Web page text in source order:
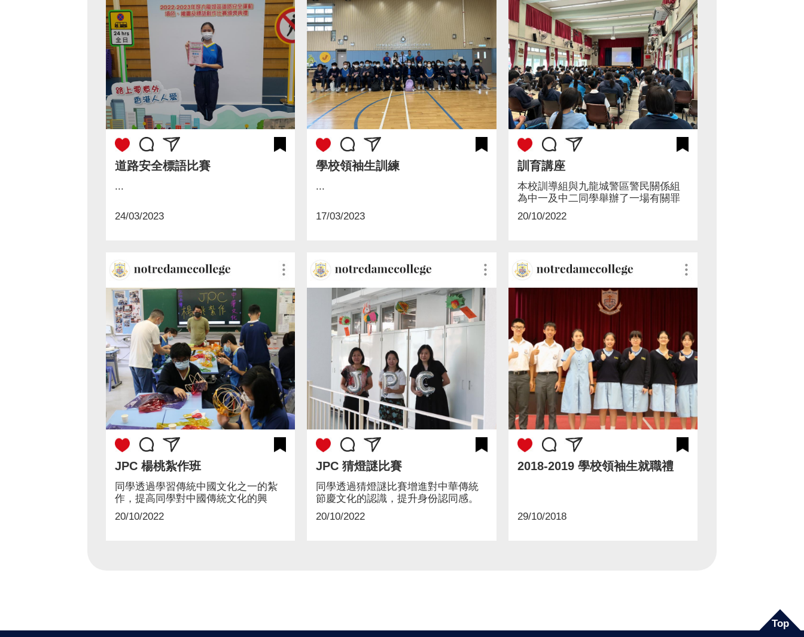
道路安全標語比賽
...
24/03/2023
學校領袖生訓練
...
17/03/2023
訓育講座
本校訓導組與九龍城警區警民關係組
為中一及中二同學舉辦了一場有關罪
案、黑社會...
20/10/2022
JPC 楊桃紮作班
同學透過學習傳統中國文化之一的紮
作，提高同學對中國傳統文化的興
趣，從而學習...
20/10/2022
JPC 猜燈謎比賽
同學透過猜燈謎比賽增進對中華傳統
節慶文化的認識，提升身份認同感。
20/10/2022
2018-2019 學校領袖生就職禮
29/10/2018
Top